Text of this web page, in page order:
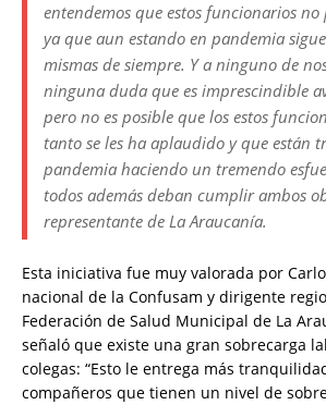
entendemos que estos funcionarios
ya que aun estando en pandemia
mismas de siempre. Y a ninguno de
ninguna duda que es imprescindible
pero no es posible que los estos
tanto se les ha aplaudido y que están
pandemia haciendo un tremendo
todos además deban cumplir ambos
representante de La Araucanía.
Esta iniciativa fue muy valorada por
nacional de la Confusam y dirigente
Federación de Salud Municipal de La
señaló que existe una gran sobrecarga
colegas: “Esto le entrega más
compañeros que tienen un nivel de